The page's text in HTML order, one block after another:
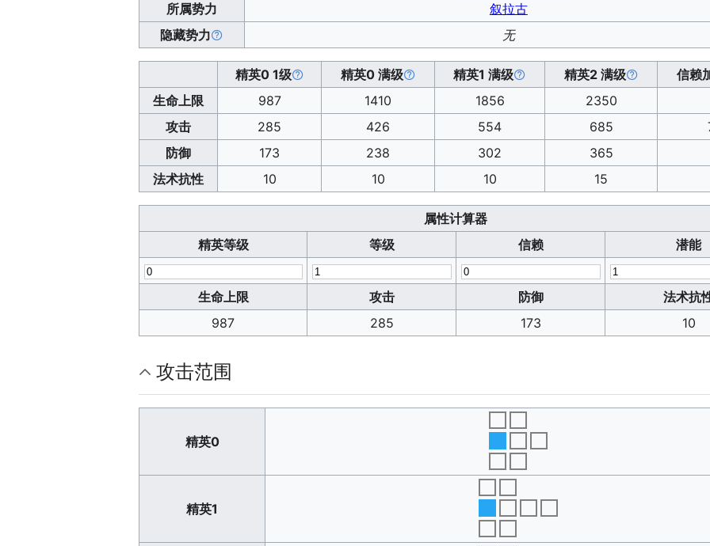
所属势力
叙拉古
隐藏势力
无
精英0 1级 精英0 满级 精英1 满级 精英2 满级
信赖
生命上限
987 1410 1856
2350
攻击
285 426 554 685
防御
173 238 302
365
法术抗性
10 10 10 15
属性计算器
精英等级
等级 信赖 潜能
生命上限 攻击 防御
法术抗
987
285 173 10
攻击范围
精英0
精英1